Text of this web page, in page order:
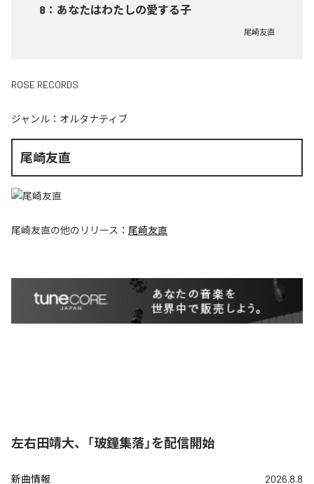
8 ： あなたはわたしの愛する子
尾崎友直
ROSE RECORDS
ジャンル： オルタナティブ
尾崎友直
尾崎友直の他のリリース： 尾崎友直
左右田靖大、「玻鐘集落」を配信開始
新曲情報 2026.8.8